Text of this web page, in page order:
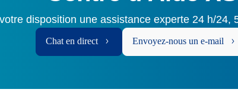
disposition une assistance experte 24 h/
Chat en direct Envoyez-nous un e-mail